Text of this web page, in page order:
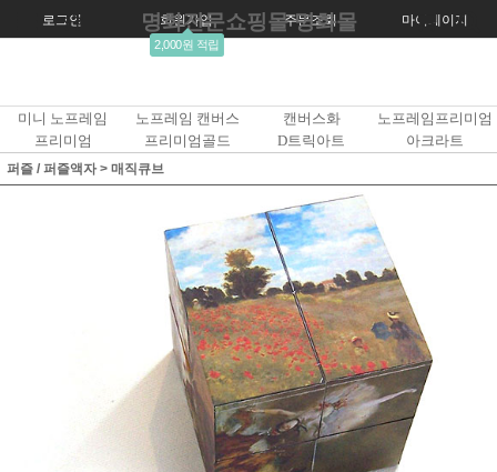
로그인 회원가입
2,000원 적립
주문조회 마이페이지
명화전문쇼핑몰 명화몰
미니 노프레임 노프레임 캔버스 캔버스화
노프레임프리미엄
프리미엄
프리미엄골드 D트릭아트 아크라트
퍼즐 / 퍼즐액자> 매직큐브